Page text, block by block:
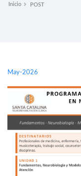
Inicio POST
May-2026